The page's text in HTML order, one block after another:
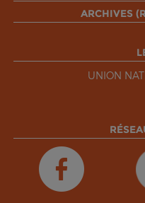
ARCHIVES
UNION